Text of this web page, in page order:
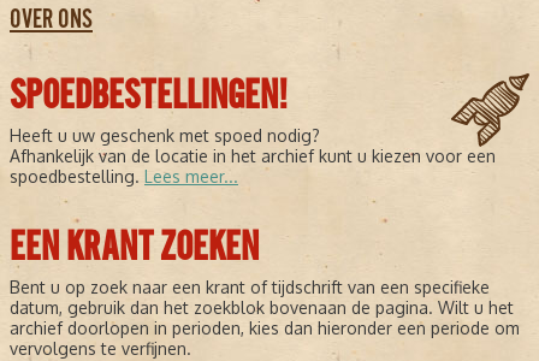
OVER ONS
SPOEDBESTELLINGEN!
Heeft u uw geschenk met spoed nodig?
Afhankelijk van de locatie in het archief kunt u kiezen voor een
spoedbestelling. Lees meer...
EEN KRANT ZOEKEN
Bent u op zoek naar een krant of tijdschrift van een specifieke
datum, gebruik dan het zoekblok bovenaan de pagina. Wilt u het
archief doorlopen in perioden, kies dan hieronder een periode om
vervolgens te verfijnen.